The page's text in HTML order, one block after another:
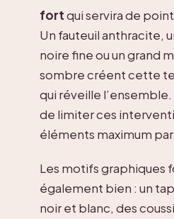
fortqui servira de
Un fauteuil anthracite,
noire fine ou un grand
sombre créent cette
qui réveille
de limiter ces
éléments maximum
Les motifs graphiques
également bien : un
noir et blanc, des